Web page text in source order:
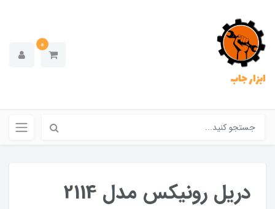
ابزار جاب
0
دریل رونیکس مدل 2114